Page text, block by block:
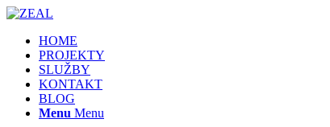
HOME
PROJEKTY
SLUŽBY
KONTAKT
BLOG
Menu Menu